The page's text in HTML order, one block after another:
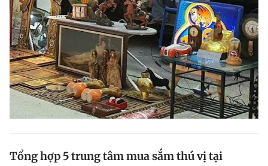
Tổng hợp 5 trung tâm mua sắm thú vị tại